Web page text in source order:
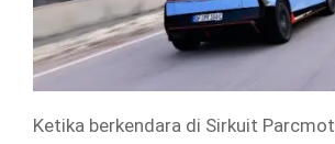
Ketika berkendara di Sirkuit